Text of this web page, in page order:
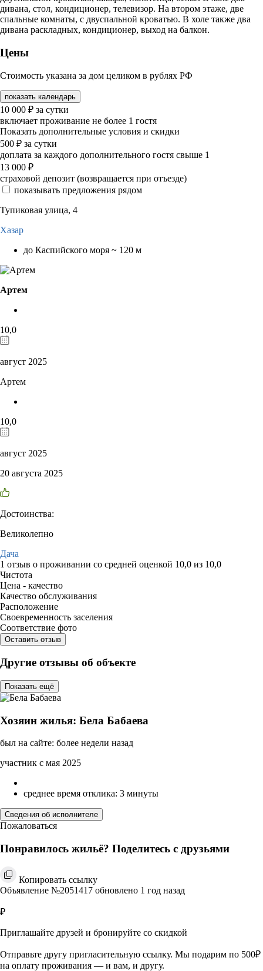
дивана, стол, кондиционер, телевизор. На втором этаже, две
спальные комнаты, с двуспальной кроватью. В холе также два
дивана раскладных, кондиционер, выход на балкон.
Цены
Стоимость указана за дом целиком в рублях РФ
показать календарь
10 000 ₽ за сутки
включает проживание не более 1 гостя
Показать дополнительные условия и скидки
500 ₽ за сутки
доплата за каждого дополнительного гостя свыше 1
13 000 ₽
страховой депозит (возвращается при отъезде)
показывать предложения рядом
Тупиковая улица, 4
Хазар
до Каспийского моря ~ 120 м
Артем
10,0
август 2025
Артем
10,0
август 2025
20 августа 2025
Достоинства:
Великолепно
Дача
1 отзыв о проживании со средней оценкой 10,0 из 10,0
Чистота
Цена - качество
Качество обслуживания
Расположение
Своевременность заселения
Соответствие фото
Оставить отзыв
Другие отзывы об объекте
Показать ещё
Хозяин жилья: Бела Бабаева
был на сайте: более недели назад
участник с мая 2025
среднее время отклика: 3 минуты
Сведения об исполнителе
Пожаловаться
Понравилось жильё? Поделитесь с друзьями
Копировать ссылку
Объявление №2051417 обновлено 1 год назад
₽
Приглашайте друзей и бронируйте со скидкой
Отправьте другу пригласительную ссылку. Мы подарим по 500₽
на оплату проживания — и вам, и другу.